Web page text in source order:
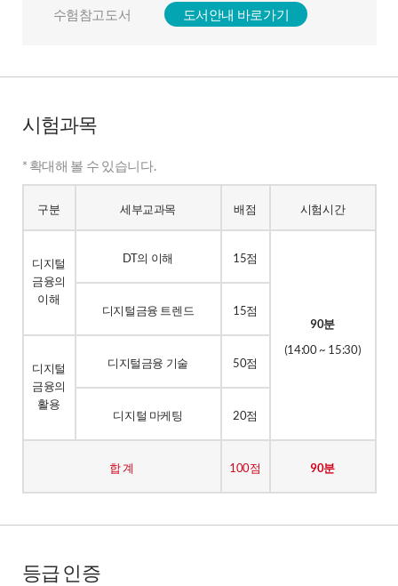
수험참고도서 도서안내 바로가기
시험과목
* 확대해 볼 수 있습니다.
구분 세부교과목 배점 시험시간
디지털
금융의
이해
DT의 이해 15점
90분
(14:00 ~ 15:30)
디지털금융 트렌드 15점
디지털
금융의
활용
디지털금융 기술 50점
디지털 마케팅 20점
합 계 100점 90분
등급 인증